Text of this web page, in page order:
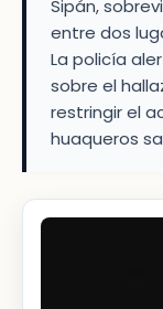
Sipán,
entre dos
La policía
sobre el
restringir el
huaqueros